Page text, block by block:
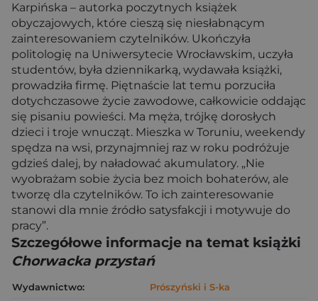
Karpińska – autorka poczytnych książek
obyczajowych, które cieszą się niesłabnącym
zainteresowaniem czytelników. Ukończyła
politologię na Uniwersytecie Wrocławskim, uczyła
studentów, była dziennikarką, wydawała książki,
prowadziła firmę. Piętnaście lat temu porzuciła
dotychczasowe życie zawodowe, całkowicie oddając
się pisaniu powieści. Ma męża, trójkę dorosłych
dzieci i troje wnucząt. Mieszka w Toruniu, weekendy
spędza na wsi, przynajmniej raz w roku podróżuje
gdzieś dalej, by naładować akumulatory. „Nie
wyobrażam sobie życia bez moich bohaterów, ale
tworzę dla czytelników. To ich zainteresowanie
stanowi dla mnie źródło satysfakcji i motywuje do
pracy”.
Szczegółowe informacje na temat książki
Chorwacka przystań
Wydawnictwo:
Prószyński i S-ka